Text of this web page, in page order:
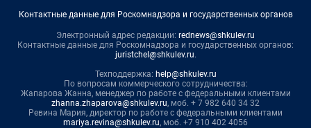
Контактные данные для Роскомнадзора и государственных органов
Электронный адрес редакции: rednews@shkulev.ru
Контактные данные для Роскомнадзора и государственных органов:
juristchel@shkulev.ru.
Техподдержка: help@shkulev.ru
По вопросам коммерческого сотрудничества:
Жапарова Жанна, менеджер по работе с федеральными клиентами
zhanna.zhaparova@shkulev.ru, моб. + 7 982 640 34 32
Ревина Мария, директор по работе с федеральными клиентами
mariya.revina@shkulev.ru, моб. +7 910 402 4056